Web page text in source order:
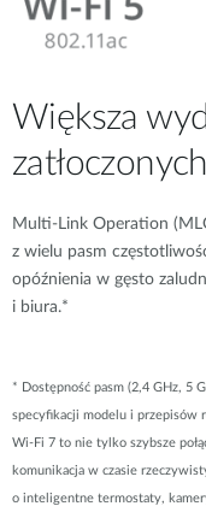
Większa
Multi-Link Operation
z wielu pasm
opóźnienia w gęsto
i biura.*
* Dostępność pasm (2,4 GHz, 5
specyfikacji modelu i przepisów
Wi-Fi 7 to nie tylko szybsze
komunikacja w czasie
o inteligentne termostaty,